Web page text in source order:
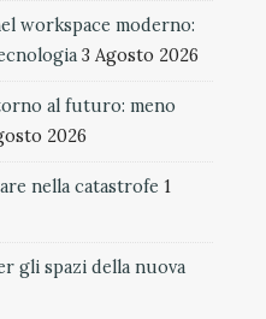
workspace moderno:
3 Agosto 2026
al futuro: meno
2026
nella catastrofe 1
gli spazi della nuova